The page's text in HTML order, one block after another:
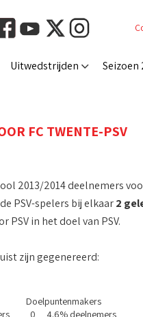
Uitwedstrijden Seizoen
FC TWENTE-PSV
2013/2014 deelnemers
PSV-spelers bij elkaar2
in het doel van PSV.
zijn gegenereerd:
Doelpuntenmakers
0
4.6% deelnemers